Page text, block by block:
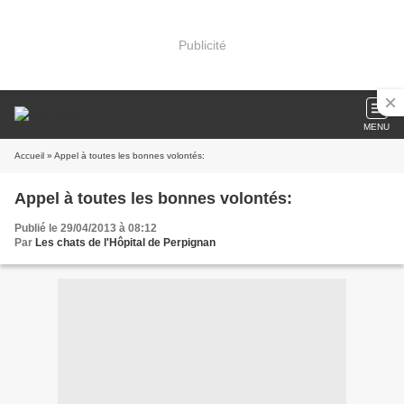
Publicité
MENU
Accueil » Appel à toutes les bonnes volontés:
Appel à toutes les bonnes volontés:
Publié le 29/04/2013 à 08:12
Par Les chats de l'Hôpital de Perpignan